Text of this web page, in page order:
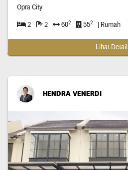
Opra City
2 2 602 552 | Rumah
Lihat Detail
HENDRA VENERDI